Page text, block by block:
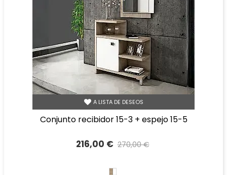
A LISTA DE DESEOS
conjunto recibidor 15-3 + espejo 15-5
216,00 € 270,00 €
BLANCO/CAMBRIAN